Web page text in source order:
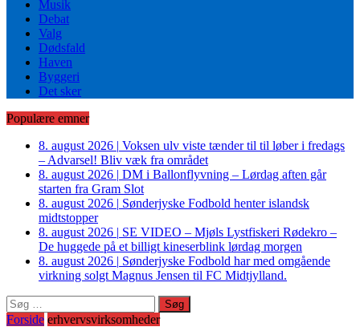
Musik
Debat
Valg
Dødsfald
Haven
Byggeri
Det sker
Populære emner
8. august 2026 | Voksen ulv viste tænder til til løber i fredags
– Advarsel! Bliv væk fra området
8. august 2026 | DM i Ballonflyvning – Lørdag aften går
starten fra Gram Slot
8. august 2026 | Sønderjyske Fodbold henter islandsk
midtstopper
8. august 2026 | SE VIDEO – Mjøls Lystfiskeri Rødekro –
De huggede på et billigt kineserblink lørdag morgen
8. august 2026 | Sønderjyske Fodbold har med omgående
virkning solgt Magnus Jensen til FC Midtjylland.
Søg
efter:
Forside erhvervsvirksomheder